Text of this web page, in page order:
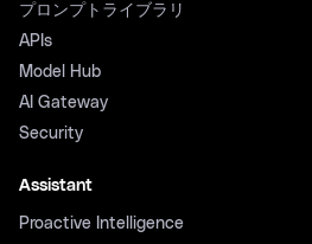
プロンプトライブラリ
APIs
Model Hub
AI Gateway
Security
Assistant
Proactive Intelligence